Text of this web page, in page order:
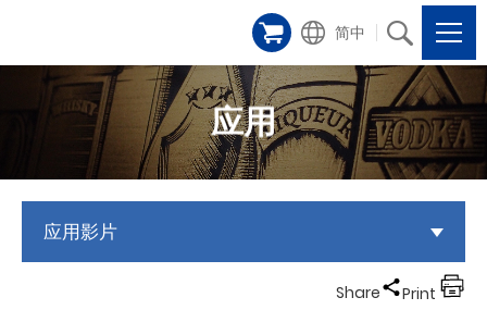
简中
应用
应用影片
Share Print